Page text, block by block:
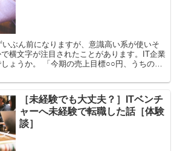
ぶん前になりますが、意識高い系が使いそ
横文字が注目されたことがあります。IT企業
ょうか。 「今期の売上目標○○円、うちの部
［未経験でも大丈夫？］ITベンチ
ャーへ未経験で転職した話［体験
談］